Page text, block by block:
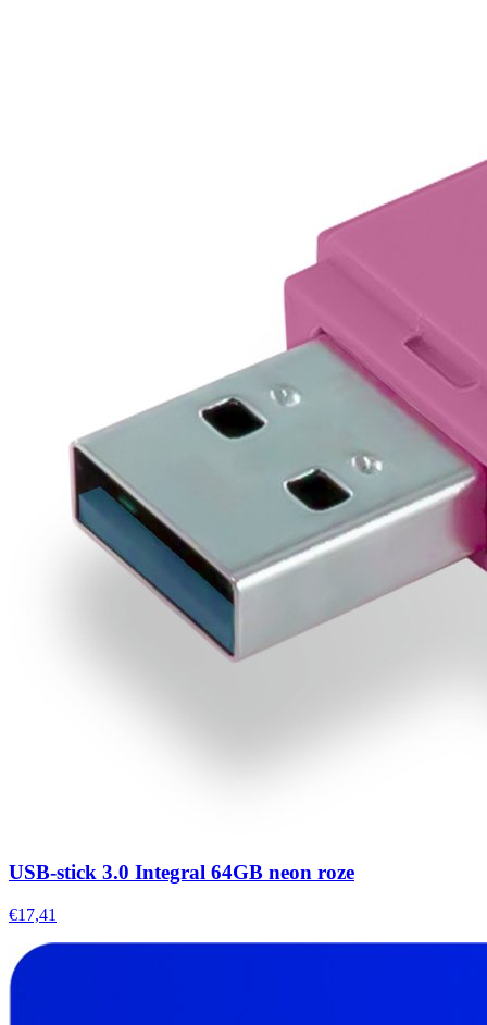
USB-stick 3.0 Integral 64GB neon roze
€17,41